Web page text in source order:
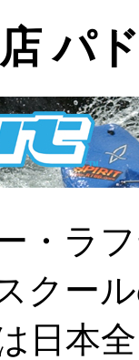
パ
・ラ
クー
日本